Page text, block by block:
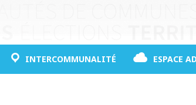
INTERCOMMUNALITÉ ESPACE